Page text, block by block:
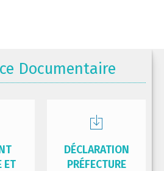
Documentaire
ET
DÉCLARATION
PRÉFECTURE